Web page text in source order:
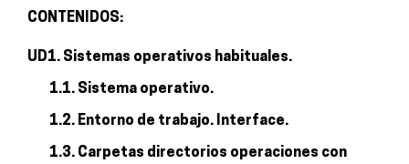
o
cantidad
CONTENIDOS:
UD1. Sistemas operativos habituales.
1.1. Sistema operativo.
1.2. Entorno de trabajo. Interface.
1.3. Carpetas directorios operaciones con